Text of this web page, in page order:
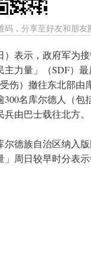
码，分享至好友和朋友
表示，政府军为
力量」（SDF）
伤）撤往东北部由
名库尔德人（包
由巴士载往北方。
尔德族自治区纳入
周日较早时分表